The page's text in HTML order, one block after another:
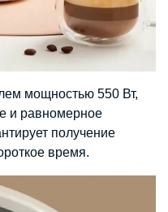
мощностью 550 Вт,
и равномерное
получение
время.​